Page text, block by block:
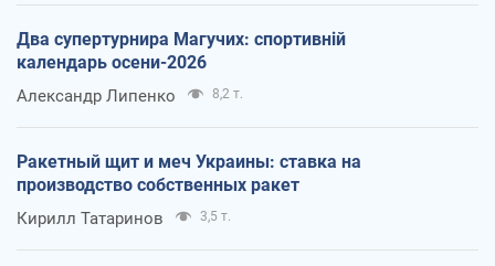
Два супертурнира Магучих: спортивній
календарь осени-2026
Александр Липенко 8,2 т.
Ракетный щит и меч Украины: ставка на
производство собственных ракет
Кирилл Татаринов 3,5 т.